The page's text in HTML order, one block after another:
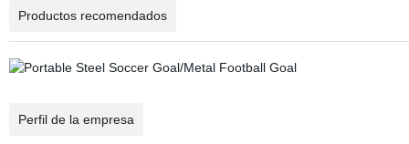
Productos recomendados
Perfil de la empresa